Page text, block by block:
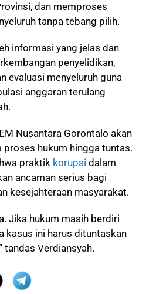
dan memproses
tanpa tebang pilih.
informasi yang jelas dan
penyelidikan,
evaluasi menyeluruh guna
anggaran terulang
Nusantara Gorontalo akan
proses hukum hingga tuntas.
praktik korupsi dalam
ancaman serius bagi
kesejahteraan masyarakat.
Jika hukum masih berdiri
kasus ini harus dituntaskan
tandas Verdiansyah.